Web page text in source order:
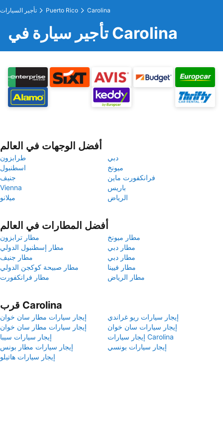
تأجير السيارات Puerto Rico Carolina
تأجير سيارة في Carolina
أفضل الوجهات في العالم
طرابزون
دبي
اسطنبول
ميونخ
جنيف
فرانكفورت ماين
Vienna
باريس
ميلانو
الرياض
أفضل المطارات في العالم
مطار ترابزون
مطار ميونخ
مطار إسطنبول الدولي
مطار دبي
مطار جنيف
مطار دبي
مطار صبيحة كوكجن الدولي
مطار فيينا
مطار فرانكفورت
مطار الرياض
قرب Carolina
إيجار سيارات مطار سان خوان
إيجار سيارات ريو غراندي
إيجار سيارات مطار سان خوان
إيجار سيارات سان خوان
إيجار سيارات سيبا
إيجار سيارات Carolina
إيجار سيارات مطار بونس
إيجار سيارات بونسي
إيجار سيارات هاتيلو